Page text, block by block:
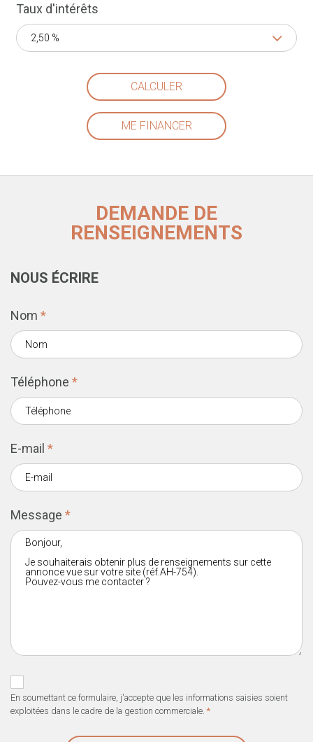
Taux d'intérêts
2,50 %
CALCULER
ME FINANCER
DEMANDE DE
RENSEIGNEMENTS
NOUS ÉCRIRE
Nom *
Téléphone *
E-mail *
Message *
En soumettant ce formulaire, j'accepte que les informations saisies soient
exploitées dans le cadre de la gestion commerciale. *